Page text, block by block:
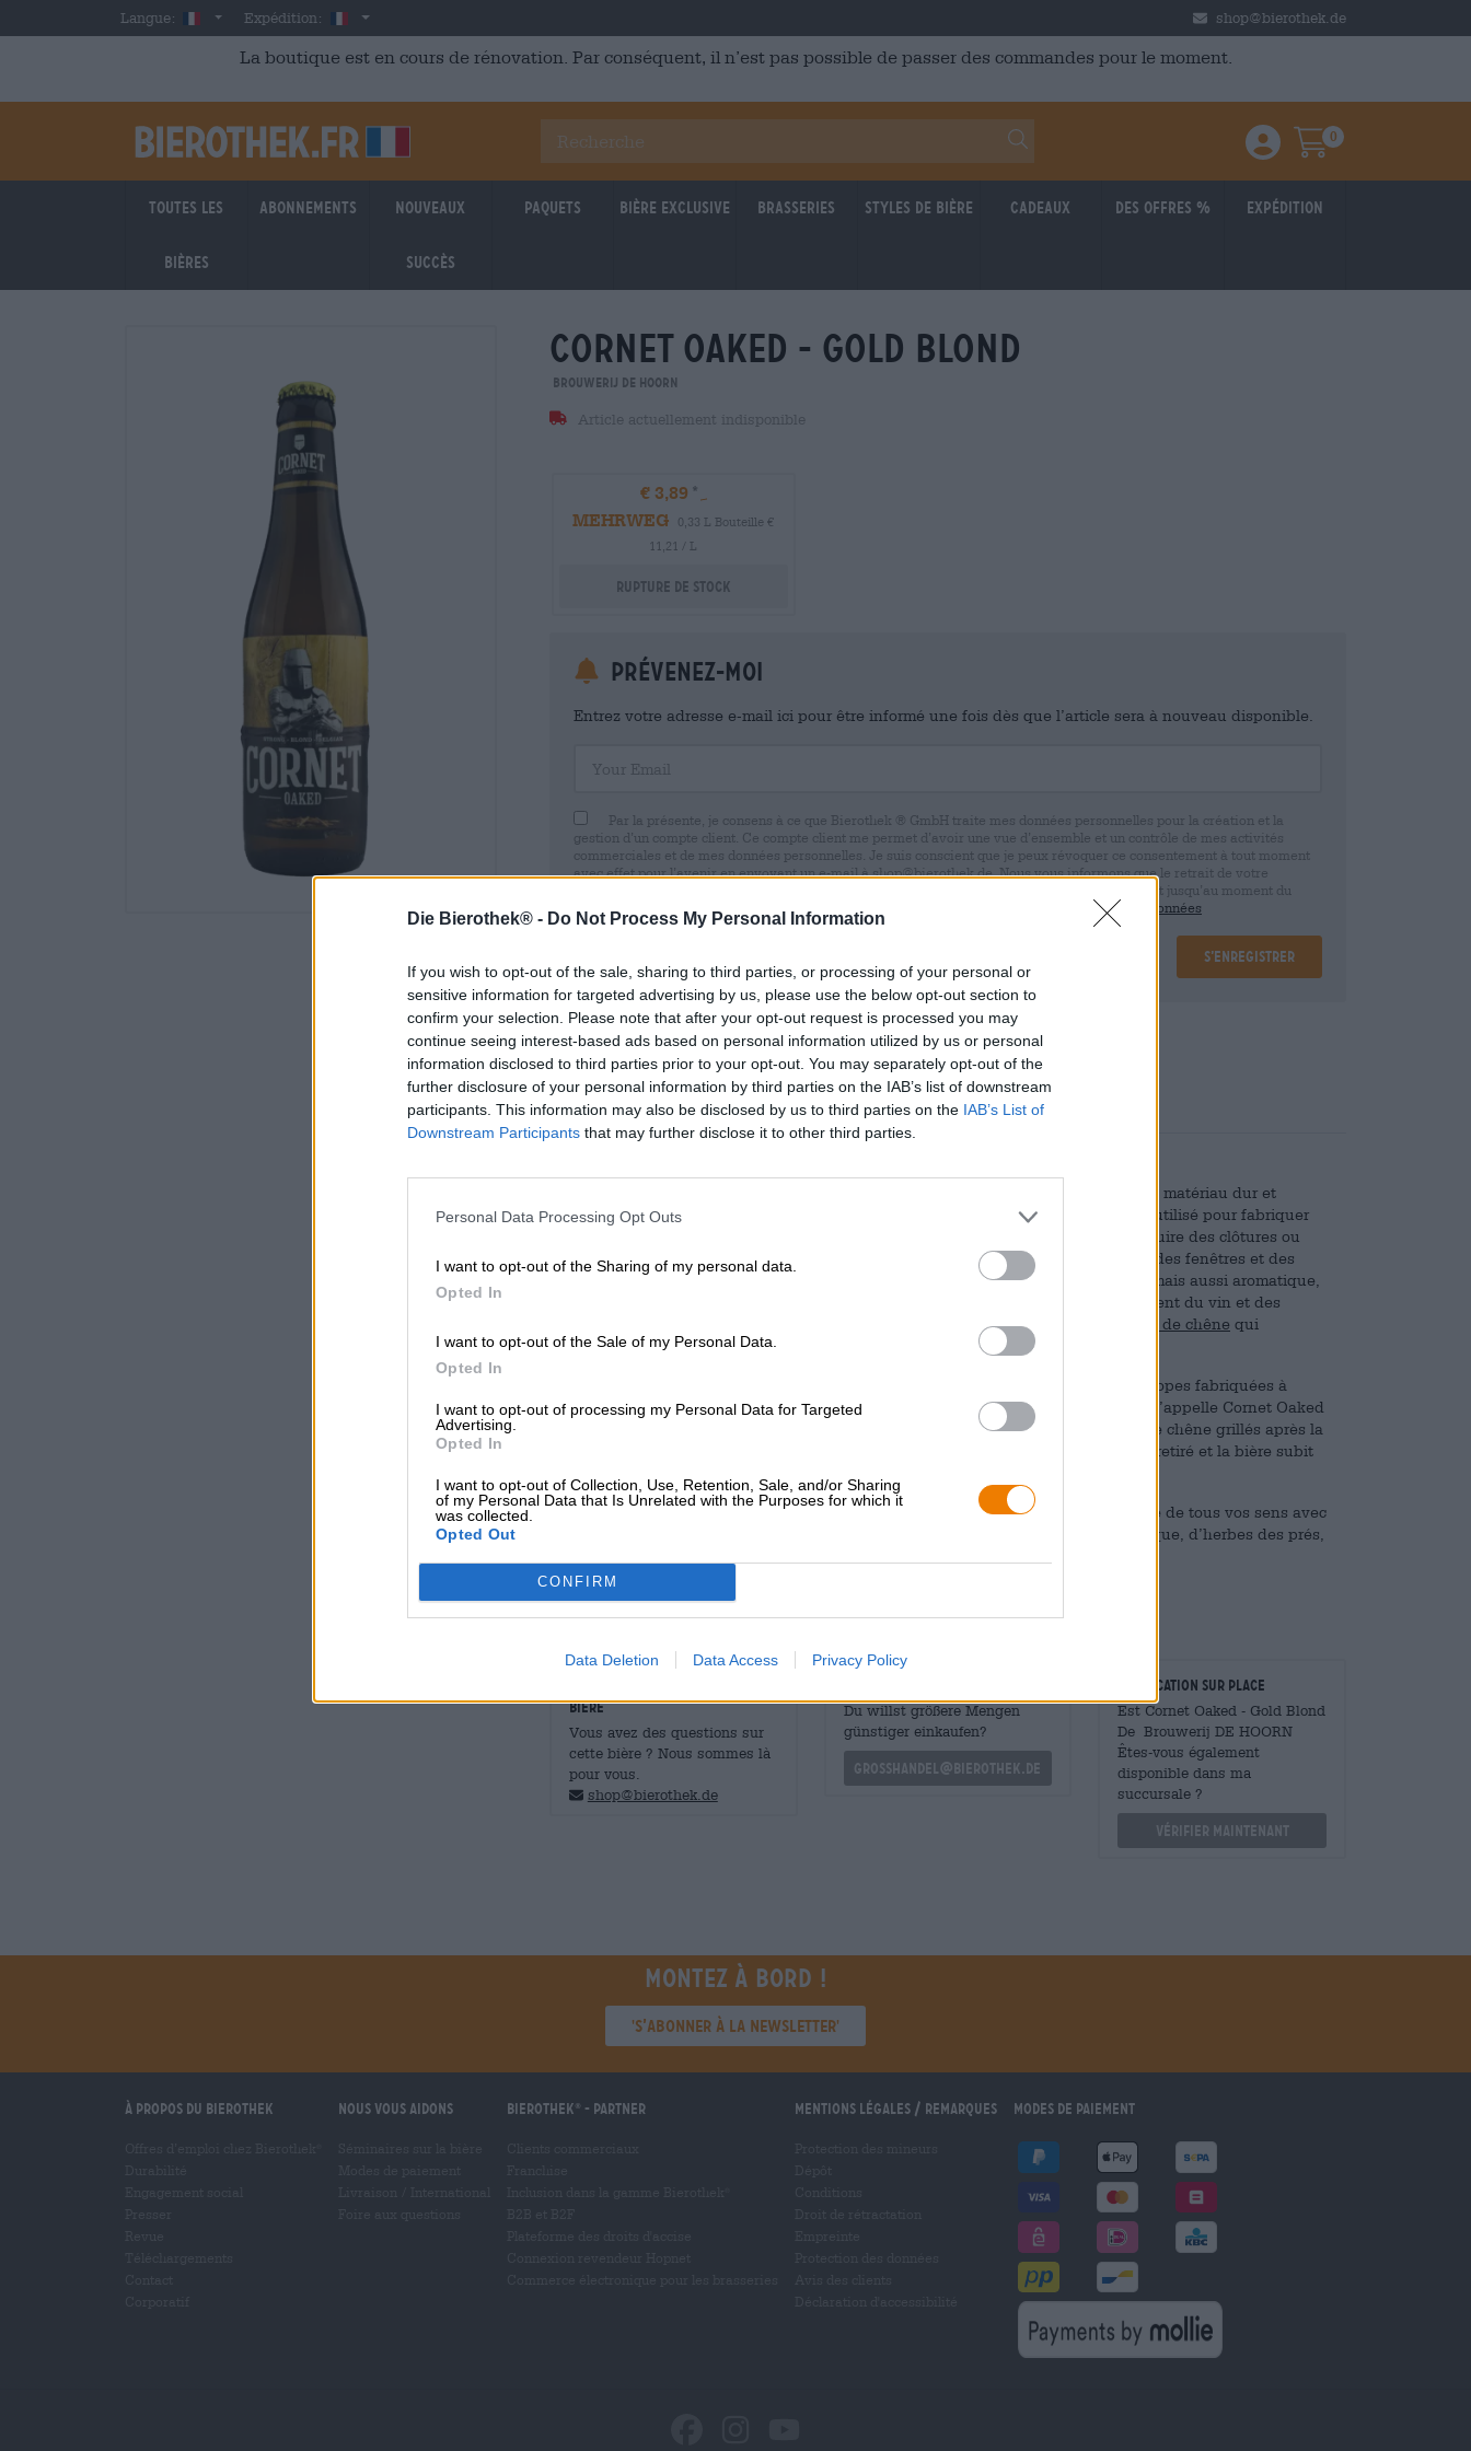
Die Bierothek® - Do Not Process My Personal Information
If you wish to opt-out of the sale, sharing to third parties, or processing of your personal or
sensitive information for targeted advertising by us, please use the below opt-out section to
confirm your selection. Please note that after your opt-out request is processed you may
continue seeing interest-based ads based on personal information utilized by us or personal
information disclosed to third parties prior to your opt-out. You may separately opt-out of the
further disclosure of your personal information by third parties on the IAB’s list of downstream
participants. This information may also be disclosed by us to third parties on the IAB’s List of
Downstream Participants that may further disclose it to other third parties.
Personal Data Processing Opt Outs
I want to opt-out of the Sharing of my personal data.
Opted In
I want to opt-out of the Sale of my Personal Data.
Opted In
I want to opt-out of processing my Personal Data for Targeted
Advertising.
Opted In
I want to opt-out of Collection, Use, Retention, Sale, and/or Sharing
of my Personal Data that Is Unrelated with the Purposes for which it
was collected.
Opted Out
CONFIRM
Data Deletion Data Access Privacy Policy
Skip to main contentLangue: FrenchExpédition: France shop@bierothek.de
La boutique est en cours de rénovation. Par conséquent, il n’est pas possible de passer des commandes pour le moment.
Einloggen / Anmelden
Warenkorb
0
Toutes les
bières
Abonnements Nouveaux
succès
Paquets Bière Exclusive Brasseries Styles de bière Cadeaux Des offres % Expédition
cornet oaked - gold blond
Brouwerij DE HOORN
Article actuellement indisponible
€ 3,89
MEHRWEG
0,33 L Bouteille €
11,21 / L
Rupture de stock
Prévenez-moi
Entrez votre adresse e-mail ici pour être informé une fois dès que l’article sera à nouveau disponible.
Par la présente, je consens à ce que Bierothek ® GmbH traite mes données personnelles pour la création et la
gestion d’un compte client. Ce compte client me permet d’avoir une vue d’ensemble et un contrôle de mes activités
commerciales et de mes données personnelles. Je suis conscient que je peux révoquer ce consentement à tout moment
avec effet pour l’avenir en envoyant un e-mail à shop@bierothek.de. Nous vous informons que le retrait de votre
consentement n’affecte pas la légalité du traitement effectué sur la base de votre consentement jusqu’au moment du
déclaration de protection des données
S’enregistrer
* Les prix incluent la TVA légale. Plus Livraison plus
€ 0,10
* Les prix incluent les droits d’accise
Description Info Critiques(0)
Vous pouvez créer beaucoup de choses différentes à partir du bois de chêne. Ce matériau dur et
joliment grainé est idéal pour la construction de meubles, mais il est également utilisé pour fabriquer
des structures à colombages. Vous pouvez habiller votre sol de chêne, en construire des clôtures ou
construire votre maison en bois durable. Il est également utilisé pour construire des fenêtres et des
portes. Parce qu’il est non seulement robuste, dur et résistant aux intempéries, mais aussi aromatique,
le bois de chêne est également utilisé pour fabriquer des fûts pour le vieillissement du vin et des
stockent également leur bière dans des fûts de chêne qui
contenaient auparavant d’autres boissons.
La brasserie belge De Hoorn utilise le chêne d’une manière différente : les escalopes fabriquées à
partir de ce bois noble vont dans la bouilloire pour aromatiser la bière. La bière s’appelle Cornet Oaked
et est une blonde belge forte. Le breuvage robuste est stocké sur les copeaux de chêne grillés après la
première fermentation. Lorsque les brasseurs sont satisfaits du goût, le bois est retiré et la bière subit
À la fin de ce processus complexe, on obtient une bière puissante qui vous prive de tous vos sens avec
une teneur en alcool de 8,5 % et un bouquet intensément épicé de vanille exotique, d’herbes des prés,
BIÈRE
Vous avez des questions sur
cette bière ? Nous sommes là
pour vous.
shop@bierothek.de
Du willst größere Mengen
günstiger einkaufen?
grosshandel@bierothek.de
Vérification sur place
Est Cornet Oaked - Gold Blond
De Brouwerij DE HOORN
Êtes-vous également
disponible dans ma
succursale ?
Vérifier maintenant
Montez à bord !
'S’abonner à la newsletter'
À propos du Bierothek Nous vous aidons Bierothek - Partner Mentions légales / Remarques Modes de paiement